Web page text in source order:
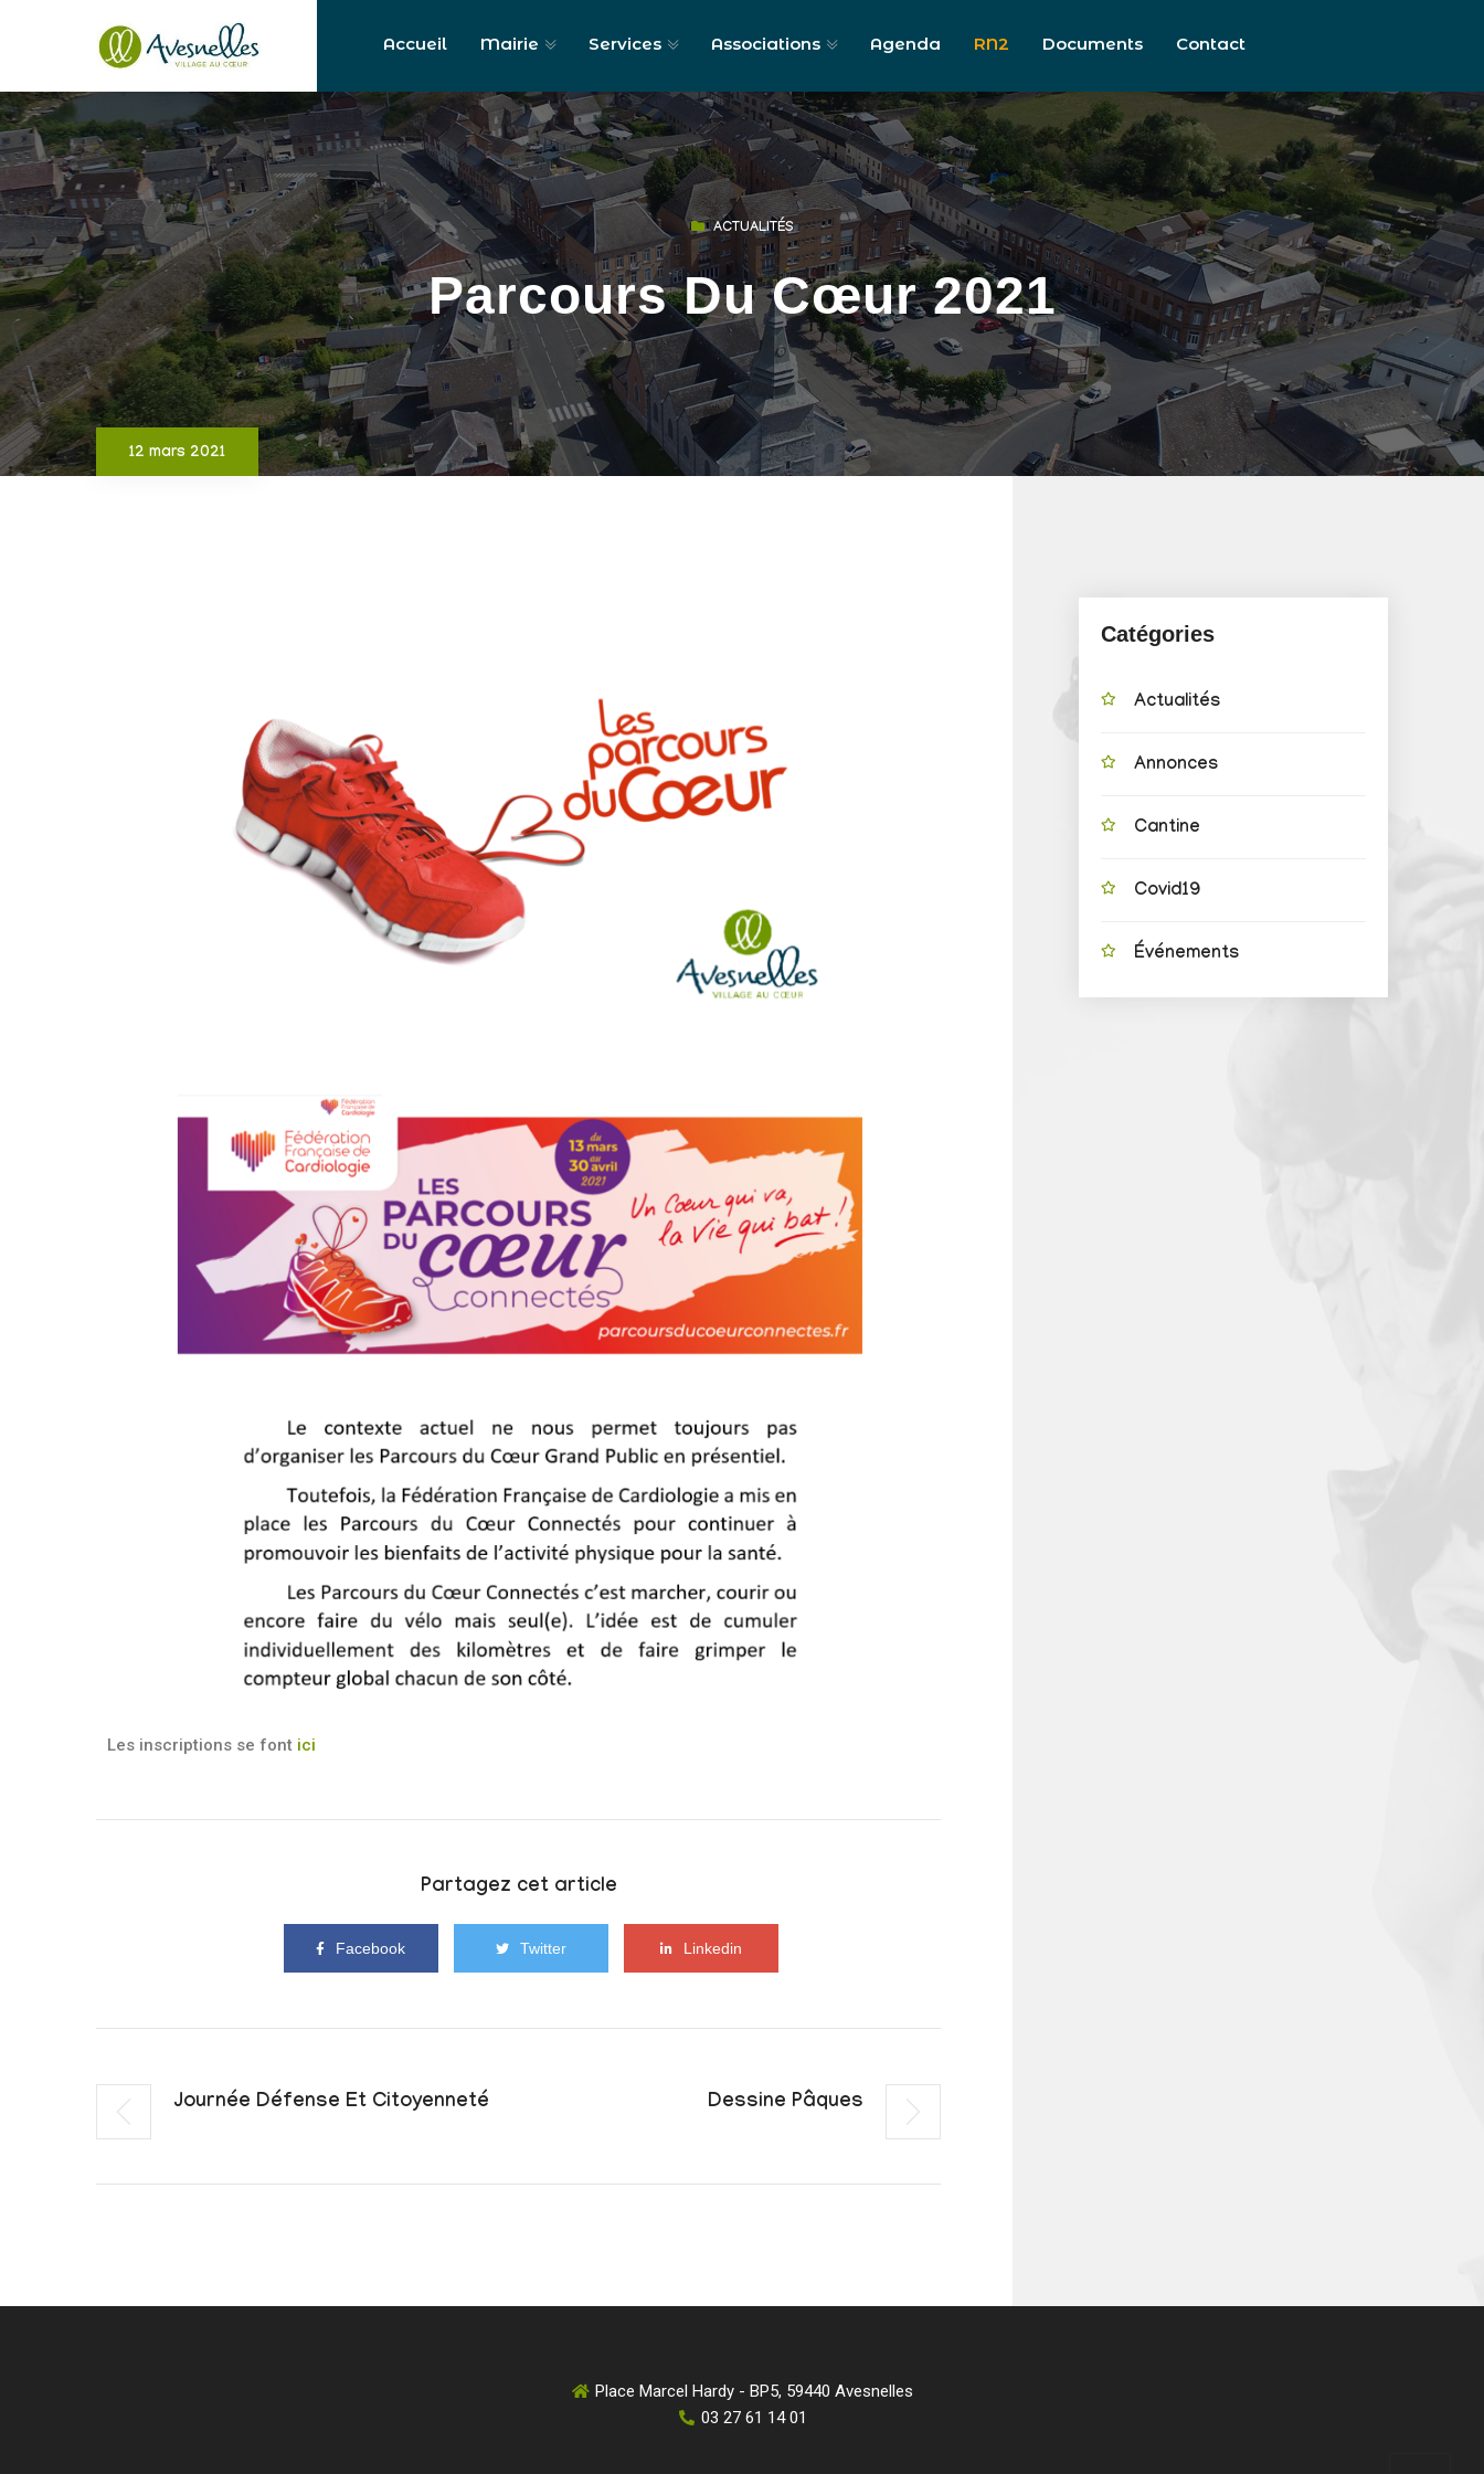
Accueil Mairie Services Associations Agenda RN2 Documents Contact
ACTUALITÉS
Parcours Du Cœur 2021
12 mars 2021
Les inscriptions se font ici
Partagez cet article
Facebook Twitter Linkedin
Journée Défense Et Citoyenneté Dessine Pâques
Catégories
Actualités
Annonces
Cantine
Covid19
Événements
Place Marcel Hardy - BP5, 59440 Avesnelles
03 27 61 14 01